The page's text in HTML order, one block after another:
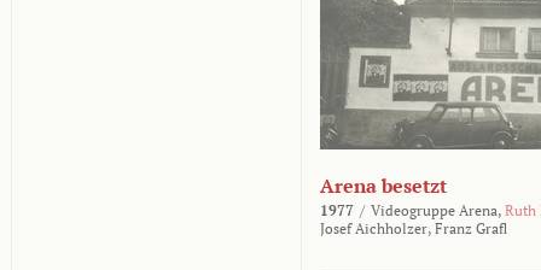
Arena besetzt
1977 / Videogruppe Arena, Ruth
Josef Aichholzer, Franz Grafl